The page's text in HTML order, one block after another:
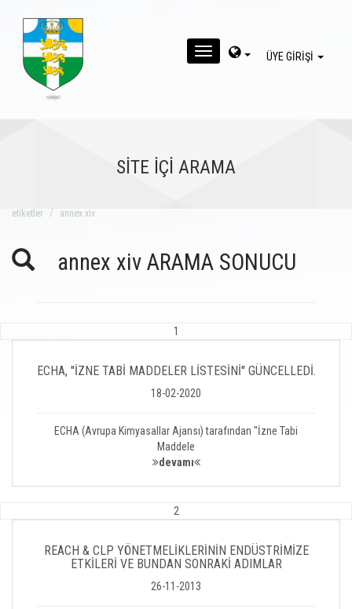
MENU ÜYE GİRİŞİ
SİTE İÇİ ARAMA
eti̇ketler annex xiv
annex xiv ARAMA SONUCU
1
ECHA, ''İZNE TABİ MADDELER LİSTESİNİ'' GÜNCELLEDİ.
18-02-2020
ECHA (Avrupa Kimyasallar Ajansı) tarafından ''İzne Tabi
Maddele
devamı
2
REACH & CLP YÖNETMELİKLERİNİN ENDÜSTRİMİZE
ETKİLERİ VE BUNDAN SONRAKİ ADIMLAR
26-11-2013